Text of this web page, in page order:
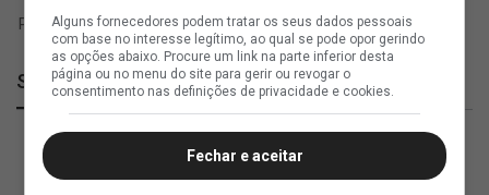
SuperVasco
Alguns fornecedores podem tratar os seus dados pessoais
com base no interesse legítimo, ao qual se pode opor gerindo
as opções abaixo. Procure um link na parte inferior desta
página ou no menu do site para gerir ou revogar o
consentimento nas definições de privacidade e cookies.
Fechar e aceitar